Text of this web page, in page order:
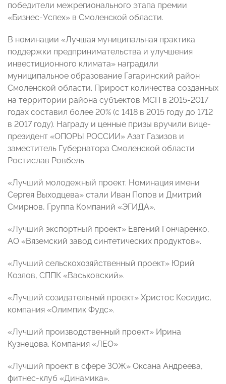
победители межрегионального этапа премии
«Бизнес-Успех» в Смоленской области.
В номинации «Лучшая муниципальная практика
поддержки предпринимательства и улучшения
инвестиционного климата» наградили
муниципальное образование Гагаринский район
Смоленской области. Прирост количества созданных
на территории района субъектов МСП в 2015-2017
годах составил более 20% (с 1418 в 2015 году до 1712
в 2017 году). Награду и ценные призы вручили вице-
президент «ОПОРЫ РОССИИ» Азат Газизов и
заместитель Губернатора Смоленской области
Ростислав Ровбель.
«Лучший молодежный проект. Номинация имени
Сергея Выходцева» стали Иван Попов и Дмитрий
Смирнов, Группа Компаний «ЭГИДА».
«Лучший экспортный проект» Евгений Гончаренко,
АО «Вяземский завод синтетических продуктов».
«Лучший сельскохозяйственный проект» Юрий
Козлов, СППК «Васьковский».
«Лучший созидательный проект» Христос Кесидис,
компания «Олимпик Фудс».
«Лучший производственный проект» Ирина
Кузнецова. Компания «ЛЕО»
«Лучший проект в сфере ЗОЖ» Оксана Андреева,
фитнес-клуб «Динамика».